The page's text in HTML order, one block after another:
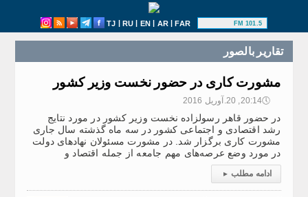
TJ | RU | EN | AR|FAR 101.5 FM
تقارير بالصور
مشورت کاری در حضور نخست وزیر کشور
🕔20:14, 20.آوریل 2016
در حضور قاهر رسولزاده نخست وزیر کشور در مورد نتایج
رشد اقتصادی و اجتماعی کشور در سه ماه گذشته سال جاری
مشورت کاری برگزار شد. در مشورت مسئولان نهادهای دولت
در مورد وضع عرصه‌های مهم جامعه از جمله اقتصاد و
ادامه مطلب ▸